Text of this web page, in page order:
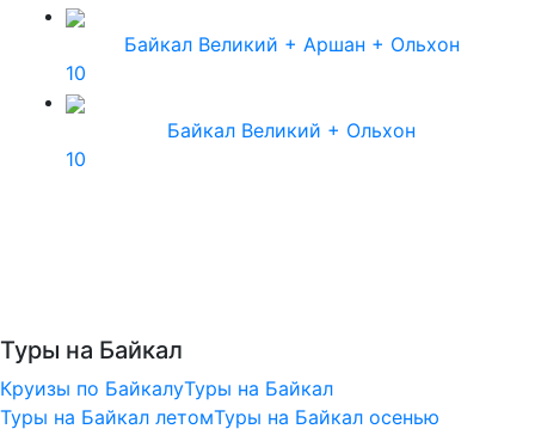
Байкал Великий + Аршан + Ольхон
10
Байкал Великий + Ольхон
10
Туры на Байкал
Круизы по БайкалуТуры на Байкал
Туры на Байкал летомТуры на Байкал осенью